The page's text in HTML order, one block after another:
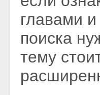
главами
поиска
тему